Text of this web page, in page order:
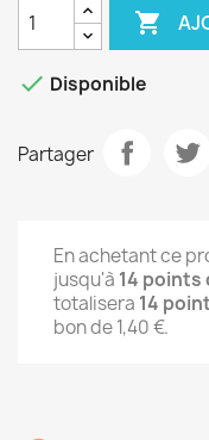

 Disponible
Partager
En achetant ce
jusqu'à 14 points
totalisera 14
bon de1,40 €.